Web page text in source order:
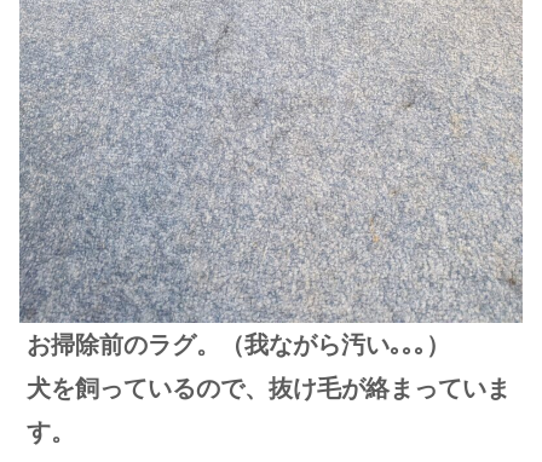
お掃除前のラグ。（我ながら汚い｡｡｡）
犬を飼っているので、抜け毛が絡まっていま
す。